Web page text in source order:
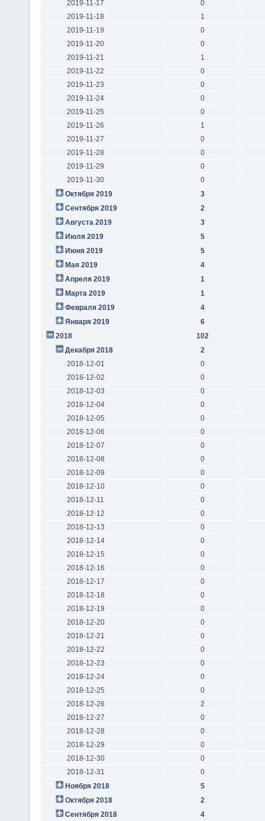
2019-11-17
0
2019-11-18
1
2019-11-19
0
2019-11-20
0
2019-11-21
1
2019-11-22
0
2019-11-23
0
2019-11-24
0
2019-11-25
0
2019-11-26
1
2019-11-27
0
2019-11-28
0
2019-11-29
0
2019-11-30
0
Октября 2019
3
Сентября 2019
2
Августа 2019
3
Июля 2019
5
Июня 2019
5
Мая 2019
4
Апреля 2019
1
Марта 2019
1
Февраля 2019
4
Января 2019
6
2018
102
Декабря 2018
2
2018-12-01
0
2018-12-02
0
2018-12-03
0
2018-12-04
0
2018-12-05
0
2018-12-06
0
2018-12-07
0
2018-12-08
0
2018-12-09
0
2018-12-10
0
2018-12-11
0
2018-12-12
0
2018-12-13
0
2018-12-14
0
2018-12-15
0
2018-12-16
0
2018-12-17
0
2018-12-18
0
2018-12-19
0
2018-12-20
0
2018-12-21
0
2018-12-22
0
2018-12-23
0
2018-12-24
0
2018-12-25
0
2018-12-26
2
2018-12-27
0
2018-12-28
0
2018-12-29
0
2018-12-30
0
2018-12-31
0
Ноября 2018
5
Октября 2018
2
Сентября 2018
4